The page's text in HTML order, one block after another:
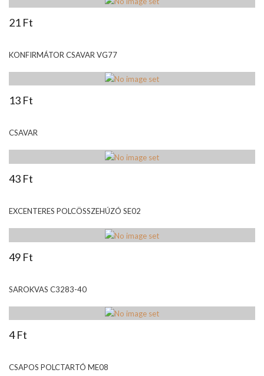
21 Ft
KONFIRMÁTOR CSAVAR VG77
13 Ft
CSAVAR
43 Ft
EXCENTERES POLCÖSSZEHÚZÓ SE02
49 Ft
SAROKVAS C3283-40
4 Ft
CSAPOS POLCTARTÓ ME08